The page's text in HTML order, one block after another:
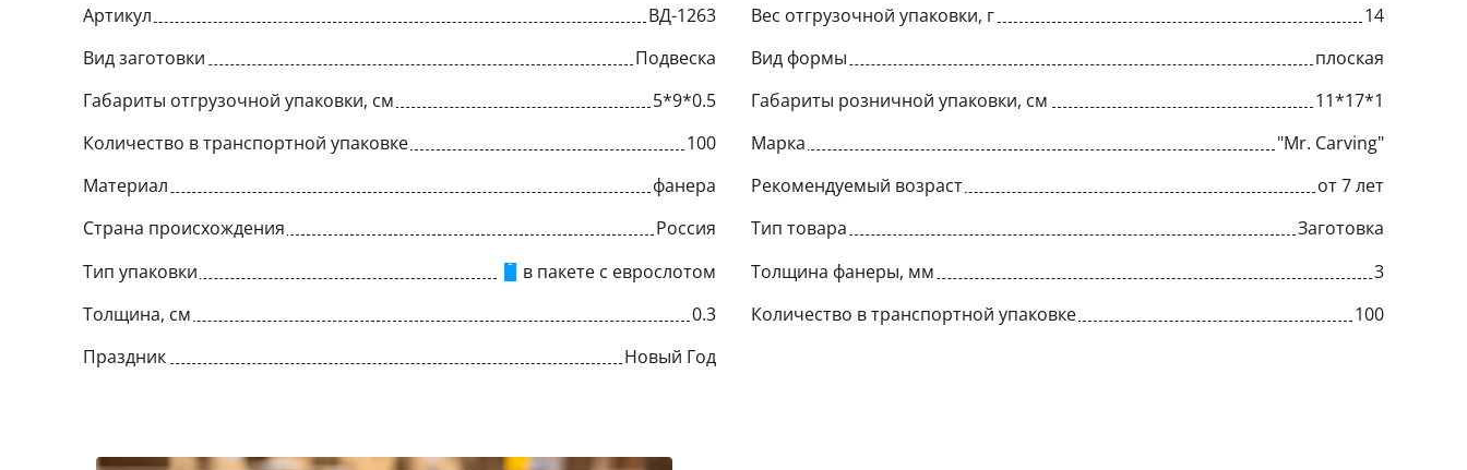
Артикул ВД-1263 Вес отгрузочной упаковки, г
14
Вид заготовки
Подвеска Вид формы
плоская
Габариты отгрузочной упаковки, см
5*9*0.5 Габариты розничной упаковки, см
11*17*1
Количество в транспортной упаковке
100 Марка
"Mr. Carving"
Материал
фанера Рекомендуемый возраст
от 7 лет
Страна происхождения
Россия Тип товара
Заготовка
Тип упаковки
в пакете с еврослотом Толщина фанеры, мм
3
Толщина, см
0.3 Количество в транспортной упаковке
100
Праздник
Новый Год